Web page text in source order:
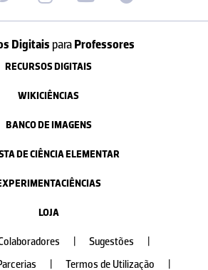
Digitais paraProfessores
RECURSOS DIGITAIS
WIKICIÊNCIAS
BANCO DE IMAGENS
DE CIÊNCIA ELEMENTAR
LOJA
Sugestões
Termos de Utilização